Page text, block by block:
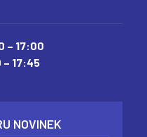
– 17:00
– 17:45
NOVINEK